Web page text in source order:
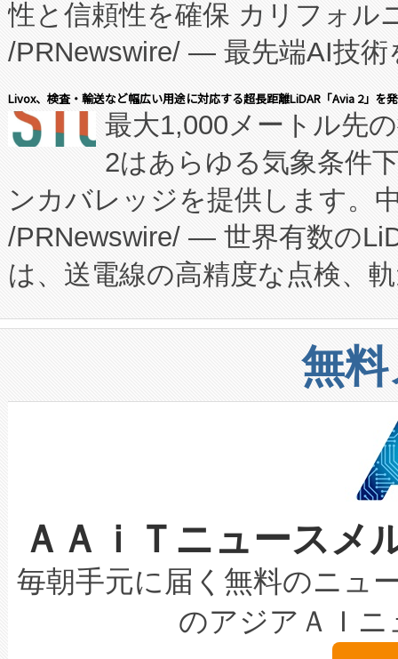
に、患者やサプライチェーン
キー方式で拡張性が高く、持
す。FCCM‑を活用した現地生
患者にとっての費用負担を大
のアクセスを大幅に拡大する
Fully-Connected Continuous
プログラムには、施設設計・
に関する技術移転および知的
構造化トレーニングカリキュ
上げおよび商用化段階におけ
設備整備および立ち上げ調整
加組織は、Enzeneのバイオ
選定された製品について、自
取得できる可能性もあります
設には、3億～4億ドルかか
最高経営責任者（CEO）であ
す。「当社のfully-connected
ームを利用すれば、6,000万
性と信頼性を確保 カリフォル
/PRNewswire/ — 最先端AI技術
会社エーアイ・アンド：本社
President原信平）と、エンタ
ードするVoltaiqは、日本にあ
ーエネルギー貯蔵システム（
た。 Voltaiq独自のAI搭載プラ
定、統合、導入、運用に至る
安全性を追跡し、確保する事
増加しているデータセンター
る電力網に大きな負担をかけ
事業者の負担軽減という課題
系統連系を迅速にし、ピーク
限を超えて利用可能な電力容
持できるよう貢献します。こ
ービスレベル契約（SLA）違
テリー性能の劣化によるダウ
念は、現在データセンターが
Livox、検査・輸送など幅広い用途に対応する超長距離LiDAR「Avia 2」を
最大1,000メートル先
2はあらゆる気象条件
ンカバレッジを提供します。
/PRNewswire/ — 世界有数の
は、送電線の高精度な点検、
や穀物倉庫におけるバルク材
リューション「Avia 2」を発
したAvia 2は、1,000メート
狭視野のFOVを切り替えるこ
ケーブル、枝などの細かな対
なレーザースポットにより、
な環境下でも豊かなディテー
キロメートル範囲を検出
LiDAR for Inspections,
は1535 nmレーザーを搭載。
無
ＡＡｉＴニュース
毎朝手元に届く無料のニュ
のアジアＡＩ